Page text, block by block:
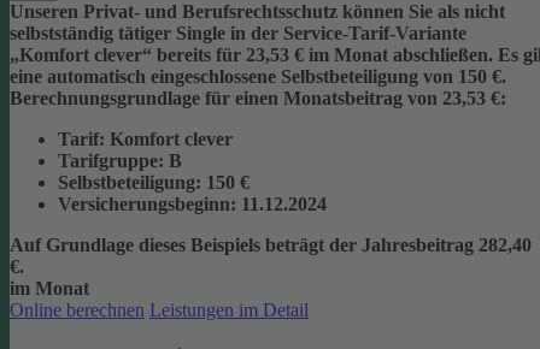
Unseren Privat- und Berufsrechtsschutz können Sie als nicht
selbstständig tätiger Single in der Service-Tarif-Variante
„Komfort clever“ bereits für 23,53 € im Monat abschließen. Es
eine automatisch eingeschlossene Selbstbeteiligung von 150 €.
Berechnungsgrundlage für einen Monatsbeitrag von 23,53 €:
Tarif: Komfort clever
Tarifgruppe: B
Selbstbeteiligung: 150 €
Versicherungsbeginn: 11.12.2024
Auf Grundlage dieses Beispiels beträgt der Jahresbeitrag 282,40
€.
im Monat
Online berechnen Leistungen im Detail